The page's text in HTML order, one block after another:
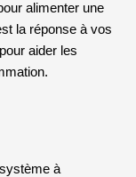
alimenter une
la réponse à vos
aider les
à